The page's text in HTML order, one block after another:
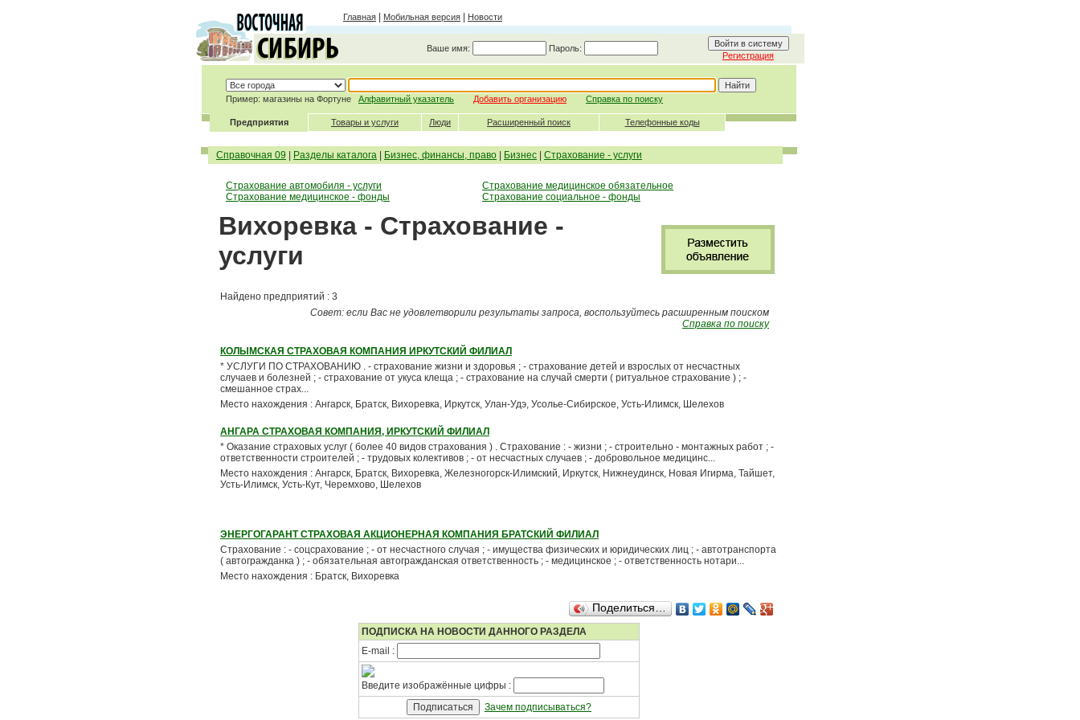
Главная Мобильная версия Новости
Ваше имя: Пароль:
Регистрация
Пример: магазины на Фортуне Алфавитный указатель Добавить организацию Справка по поиску
Предприятия Товары и услуги Люди Расширенный поиск Телефонные коды
Справочная 09 Разделы каталога Бизнес, финансы, право Бизнес Страхование - услуги
Страхование автомобиля - услуги
Страхование медицинское - фонды
Страхование медицинское обязательное
Страхование социальное - фонды
Вихоревка - Страхование -
услуги
Найдено предприятий : 3
Совет: если Вас не удовлетворили результаты запроса, воспользуйтесь расширенным поиском
Справка по поиску
КОЛЫМСКАЯ СТРАХОВАЯ КОМПАНИЯ ИРКУТСКИЙ ФИЛИАЛ
* УСЛУГИ ПО СТРАХОВАНИЮ . - страхование жизни и здоровья ; - страхование детей и взрослых от несчастных
случаев и болезней ; - страхование от укуса клеща ; - страхование на случай смерти ( ритуальное страхование ) ; -
смешанное страх...
Место нахождения : Ангарск, Братск, Вихоревка, Иркутск, Улан-Удэ, Усолье-Сибирское, Усть-Илимск, Шелехов
АНГАРА СТРАХОВАЯ КОМПАНИЯ, ИРКУТСКИЙ ФИЛИАЛ
* Оказание страховых услуг ( более 40 видов страхования ) . Страхование : - жизни ; - строительно - монтажных работ ; -
ответственности строителей ; - трудовых колективов ; - от несчастных случаев ; - добровольное медицинс...
Место нахождения : Ангарск, Братск, Вихоревка, Железногорск-Илимский, Иркутск, Нижнеудинск, Новая Игирма, Тайшет,
Усть-Илимск, Усть-Кут, Черемхово, Шелехов
ЭНЕРГОГАРАНТ СТРАХОВАЯ АКЦИОНЕРНАЯ КОМПАНИЯ БРАТСКИЙ ФИЛИАЛ
Страхование : - соцсрахование ; - от несчастного случая ; - имущества физических и юридических лиц ; - автотранспорта
( автогражданка ) ; - обязательная автогражданская ответственность ; - медицинское ; - ответственность нотари...
Место нахождения : Братск, Вихоревка
Поделиться…
ПОДПИСКА НА НОВОСТИ ДАННОГО РАЗДЕЛА
E-mail :
Введите изображённые цифры :
Зачем подписываться?